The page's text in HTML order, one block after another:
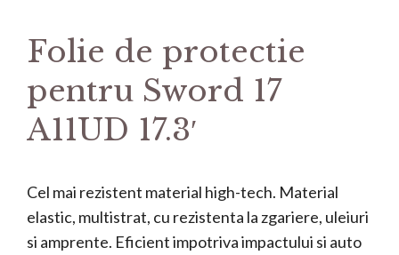
Folie de protectie
pentru Sword 17
A11UD 17.3′
Cel mai rezistent material high-tech. Material
elastic, multistrat, cu rezistenta la zgariere, uleiuri
si amprente. Eficient impotriva impactului si auto